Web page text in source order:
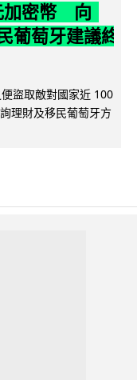
加密幣 向
葡萄牙建議終
盜取敵對國家近 100
理財及移民葡萄牙方